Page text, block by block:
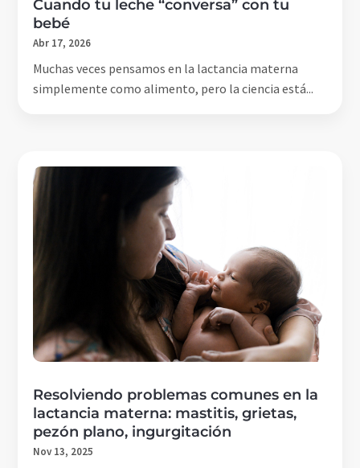
Cuando tu leche “conversa” con tu
bebé
Abr 17, 2026
Muchas veces pensamos en la lactancia materna
simplemente como alimento, pero la ciencia está...
Resolviendo problemas comunes en la
lactancia materna: mastitis, grietas,
pezón plano, ingurgitación
Nov 13, 2025